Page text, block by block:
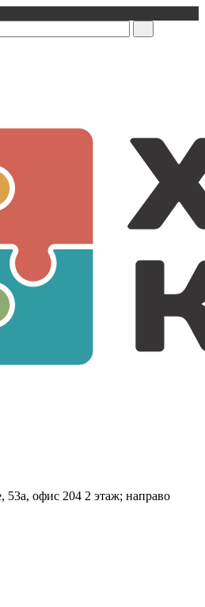
53а, офис 204 2 этаж; направо